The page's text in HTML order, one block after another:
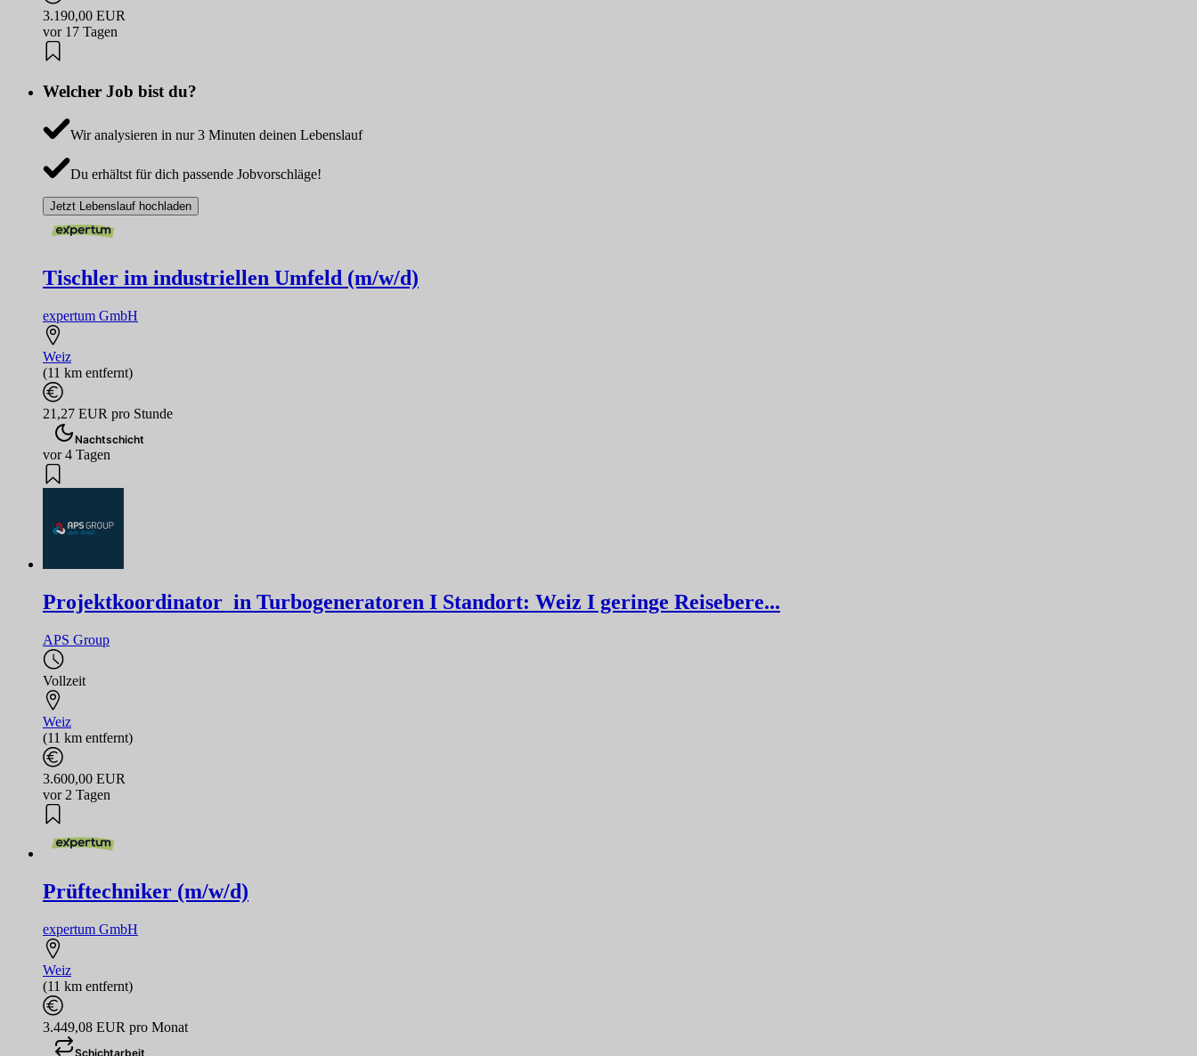
3.190,00 EUR
vor 17 Tagen
Welcher Job bist du?
Wir analysieren in nur 3 Minuten deinen Lebenslauf
Du erhältst für dich passende Jobvorschläge!
Jetzt Lebenslauf hochladen
Tischler im industriellen Umfeld (m/w/d)
expertum GmbH
Weiz
(11 km entfernt)
21,27 EUR pro Stunde
Nachtschicht
vor 4 Tagen
Projektkoordinator_in Turbogeneratoren I Standort: Weiz I geringe Reisebere...
APS Group
Vollzeit
Weiz
(11 km entfernt)
3.600,00 EUR
vor 2 Tagen
Prüftechniker (m/w/d)
expertum GmbH
Weiz
(11 km entfernt)
3.449,08 EUR pro Monat
Schichtarbeit